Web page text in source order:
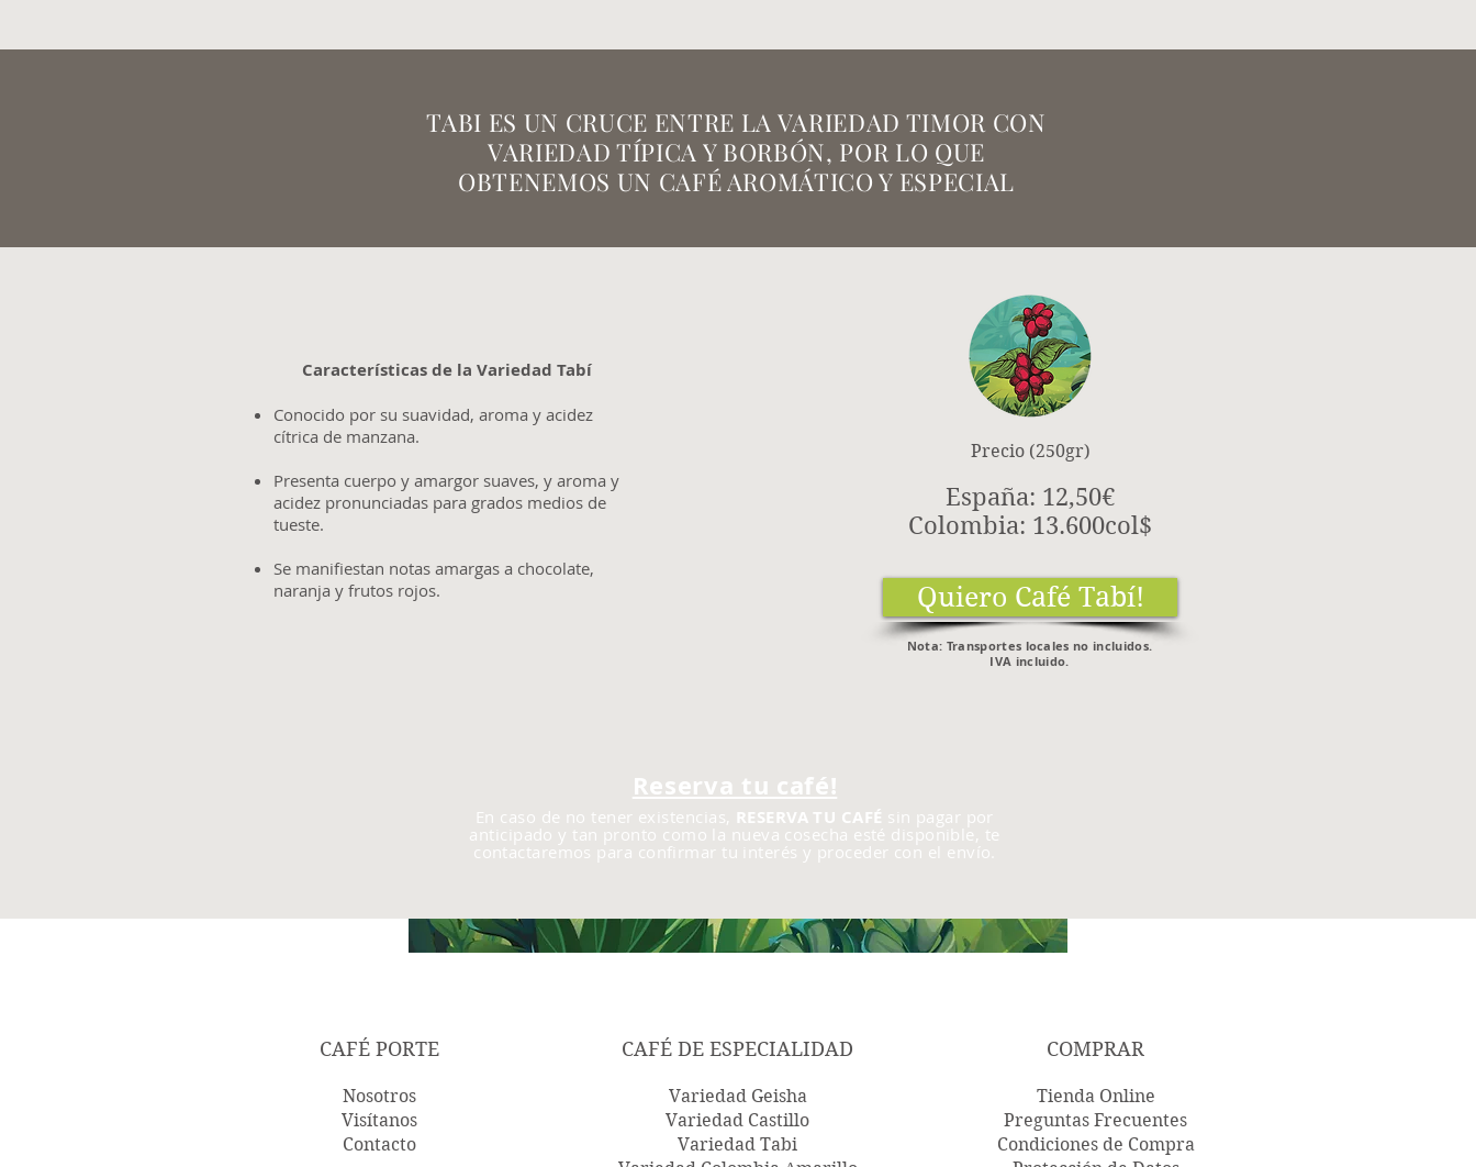
TABI ES UN CRUCE ENTRE LA VARIEDAD TIMOR CON
VARIEDAD TÍPICA Y BORBÓN, POR LO QUE
OBTENEMOS UN CAFÉ AROMÁTICO Y ESPECIAL
Características de la Variedad Tabí
Conocido por su suavidad, aroma y acidez
cítrica de manzana.
Presenta cuerpo y amargor suaves, y aroma y
acidez pronunciadas para grados medios de
tueste.
Se manifiestan notas amargas a chocolate,
naranja y frutos rojos.
Precio (250gr)
España: 12,50€
Colombia: 13.600col$
Quiero Café Tabí!
Nota: Transportes locales no incluidos.
IVA incluido.
Reserva tu café!
En caso de no tener existencias, RESERVA TU CAFÉ sin pagar por
anticipado y tan pronto como la nueva cosecha esté disponible, te
contactaremos para confirmar tu interés y proceder con el envío.
CAFÉ PORTE
Nosotros
Visítanos
Contacto
CAFÉ DE ESPECIALIDAD
Variedad Geisha
Variedad Castillo
Variedad Tabi
COMPRAR
Tienda Online
Preguntas Frecuentes
Condiciones de Compra